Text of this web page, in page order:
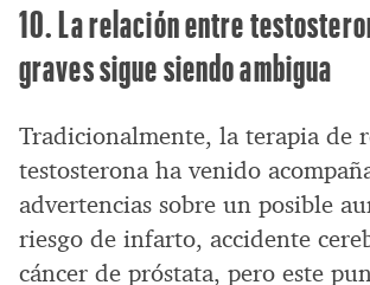
10. La relación entre
graves sigue siendo ambigua
Tradicionalmente, la terapia de
testosterona ha venido
advertencias sobre un posible
riesgo de infarto, accidente
cáncer de próstata, pero este